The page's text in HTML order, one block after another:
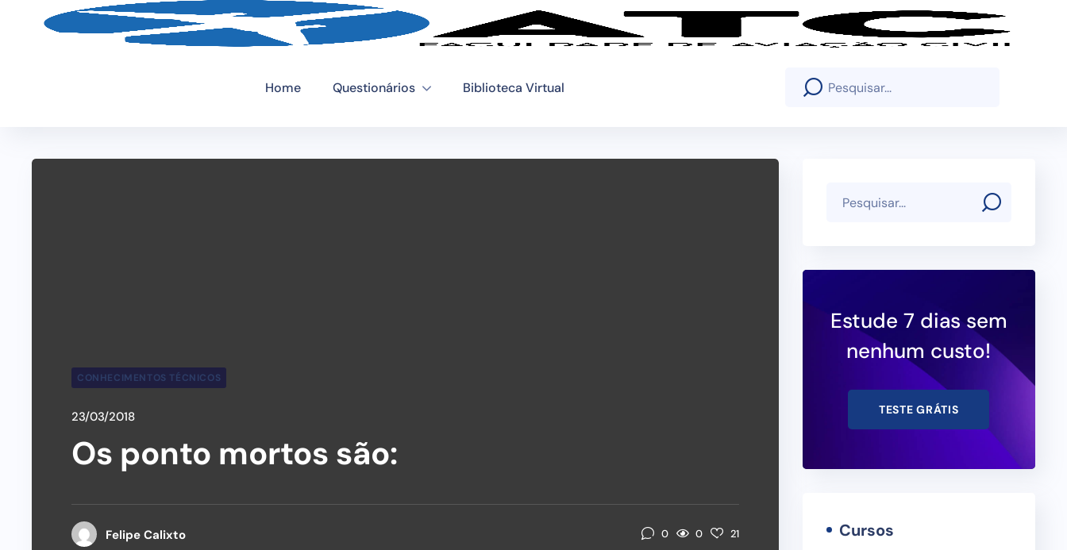
Home Questionários Biblioteca Virtual
CONHECIMENTOS TÉCNICOS
23/03/2018
Os ponto mortos são:
Felipe Calixto 0 0 21
Estude 7 dias sem
nenhum custo!
TESTE GRÁTIS
Cursos